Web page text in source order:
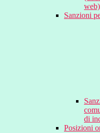
web)
Sanzioni
di
Posizioni